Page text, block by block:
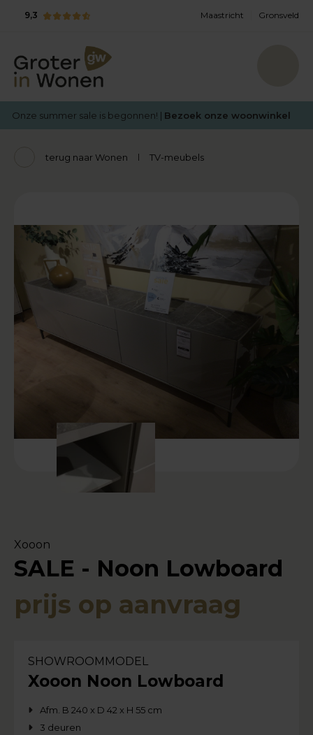
9,3 Maastricht Gronsveld
Onze summer sale is begonnen! | Bezoek onze woonwinkel
terug naar Wonen TV-meubels
Xooon
SALE - Noon Lowboard
prijs op aanvraag
SHOWROOMMODEL
Xooon Noon Lowboard
Afm. B 240 x D 42 x H 55 cm
3 deuren